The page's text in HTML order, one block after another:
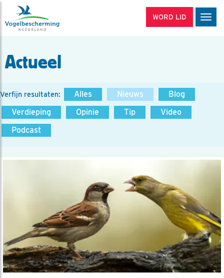
WORD LID
Actueel
Verfijn resultaten: Alles Nieuws
Blog
Verdieping
Opinie Tip
Video
Podcast